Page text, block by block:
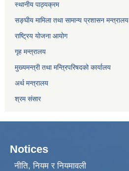
स्थानीय पाठ्यक्रम
सङ्घीय मामिला तथा सामान्य प्रशासन मन्त्रालय
राष्ट्रिय योजना आयोग
गृह मन्त्रालय
मुख्यमन्त्री तथा मन्त्रिपरिषदको कार्यालय
अर्थ मन्त्रालय
श्रम संसार
Notices
नीति, नियम र नियमावली